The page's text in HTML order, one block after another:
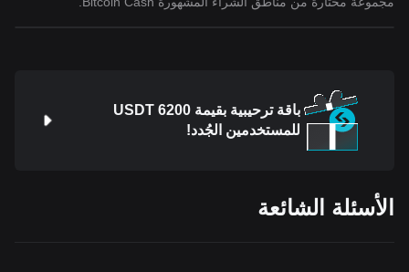
باقة ترحيبية بقيمة 6200 USDT
للمستخدمين الجُدد!
الأسئلة الشائعة